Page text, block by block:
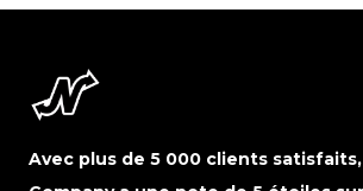
Avec plus de 5 000 clients